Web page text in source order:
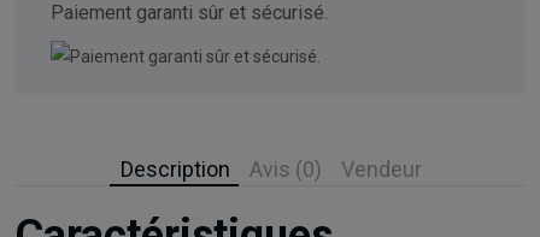
Paiement garanti sûr et sécurisé.
Description Avis (0) Vendeur